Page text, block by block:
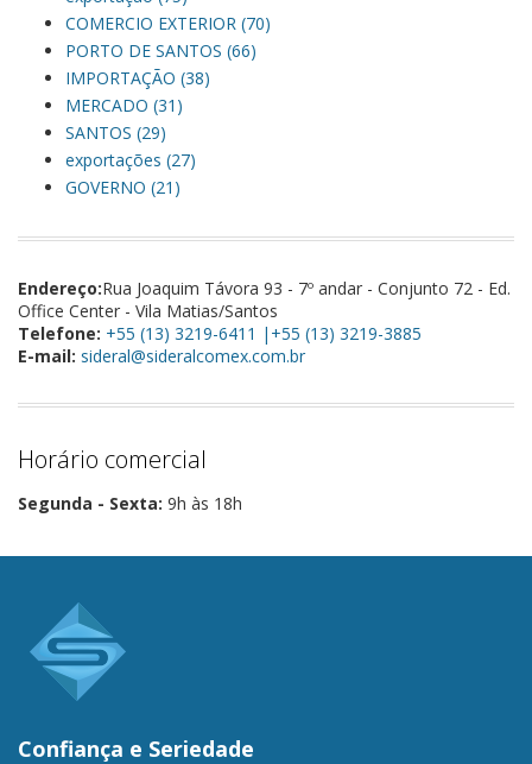
COMERCIO EXTERIOR (70)
PORTO DE SANTOS (66)
IMPORTAÇÃO (38)
MERCADO (31)
SANTOS (29)
exportações (27)
GOVERNO (21)
Endereço:Rua Joaquim Távora 93 - 7º andar - Conjunto 72 - Ed.
Office Center - Vila Matias/Santos
Telefone: +55 (13) 3219-6411 |+55 (13) 3219-3885
E-mail: sideral@sideralcomex.com.br
Horário comercial
Segunda - Sexta: 9h às 18h
Confiança e Seriedade